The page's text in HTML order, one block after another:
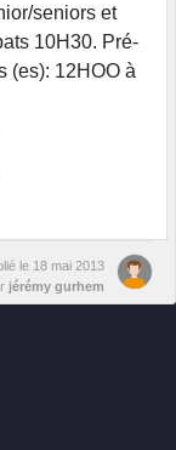
seniors et
10H30. Pré-
(es): 12HOO à
le 18 mai 2013
jérémy gurhem